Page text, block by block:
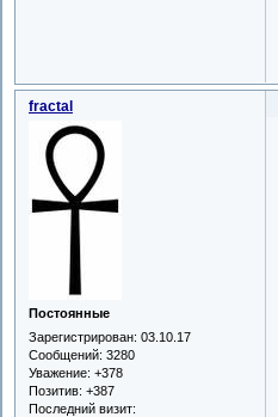
fractal
Постоянные
Зарегистрирован: 03.10.17
Сообщений: 3280
Уважение: +378
Позитив: +387
Последний визит: